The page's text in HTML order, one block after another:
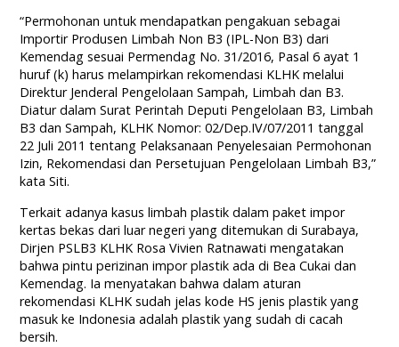
“Permohonan untuk mendapatkan pengakuan sebagai
Importir Produsen Limbah Non B3 (IPL-Non B3) dari
Kemendag sesuai Permendag No. 31/2016, Pasal 6 ayat 1
huruf (k) harus melampirkan rekomendasi KLHK melalui
Direktur Jenderal Pengelolaan Sampah, Limbah dan B3.
Diatur dalam Surat Perintah Deputi Pengelolaan B3, Limbah
B3 dan Sampah, KLHK Nomor: 02/Dep.IV/07/2011 tanggal
22 Juli 2011 tentang Pelaksanaan Penyelesaian Permohonan
Izin, Rekomendasi dan Persetujuan Pengelolaan Limbah B3,”
kata Siti.
Terkait adanya kasus limbah plastik dalam paket impor
kertas bekas dari luar negeri yang ditemukan di Surabaya,
Dirjen PSLB3 KLHK Rosa Vivien Ratnawati mengatakan
bahwa pintu perizinan impor plastik ada di Bea Cukai dan
Kemendag. Ia menyatakan bahwa dalam aturan
rekomendasi KLHK sudah jelas kode HS jenis plastik yang
masuk ke Indonesia adalah plastik yang sudah di cacah
bersih.